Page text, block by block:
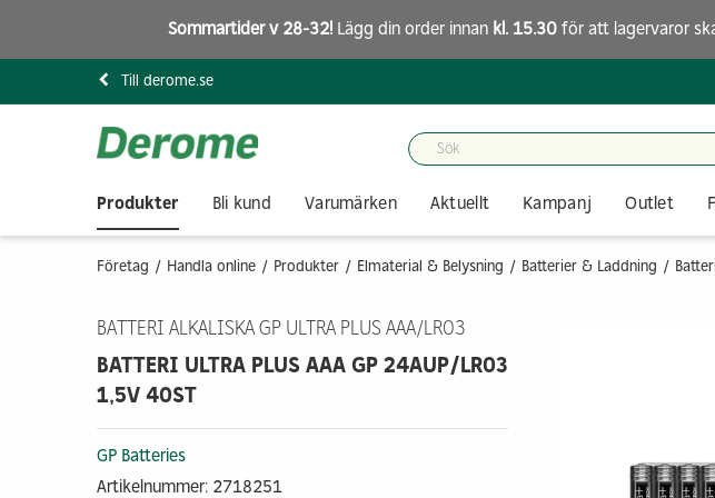
Sommartider v 28-32!Lägg din order innan kl. 15.30för att lagervaror
Till derome.se
Produkter Bli kund Varumärken Aktuellt Kampanj Outlet
Företag Handla online Produkter Elmaterial & Belysning Batterier & Laddning
BATTERI ALKALISKA GP ULTRA PLUS AAA/LR03
BATTERI ULTRA PLUS AAA GP 24AUP/LR03
1,5V 40ST
GP Batteries
Artikelnummer: 2718251